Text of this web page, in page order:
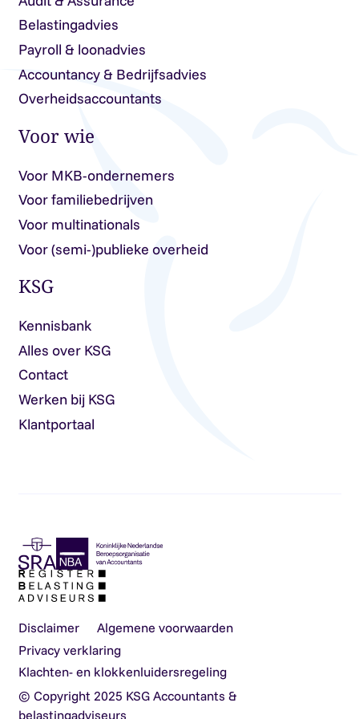
Belastingadvies
Payroll & loonadvies
Accountancy & Bedrijfsadvies
Overheidsaccountants
Voor wie
Voor MKB-ondernemers
Voor familiebedrijven
Voor multinationals
Voor (semi-)publieke overheid
KSG
Kennisbank
Alles over KSG
Contact
Werken bij KSG
Klantportaal
Disclaimer
Algemene voorwaarden
Privacy verklaring
Klachten- en klokkenluidersregeling
© Copyright 2025 KSG Accountants &
belastingadviseurs